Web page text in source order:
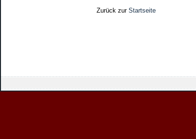
Zurück zur Startseite